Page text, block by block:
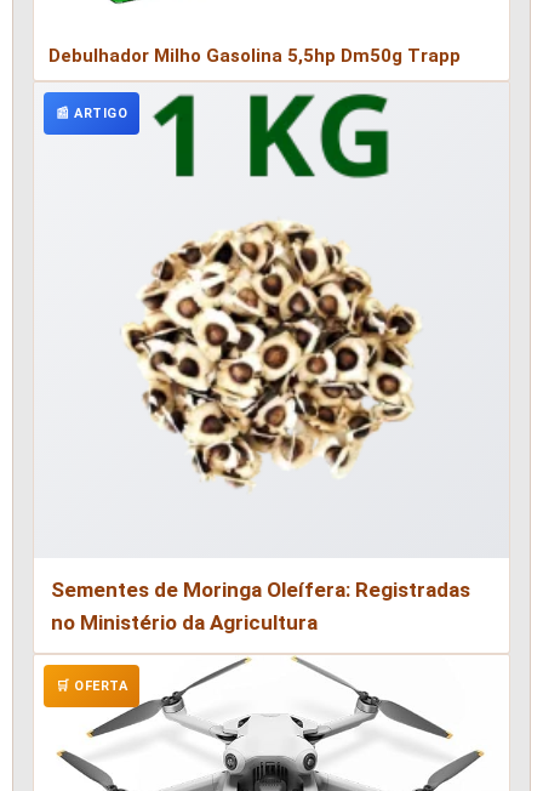
Debulhador Milho Gasolina 5,5hp Dm50g Trapp
📰 ARTIGO
Sementes de Moringa Oleífera: Registradas
no Ministério da Agricultura
🛒 OFERTA